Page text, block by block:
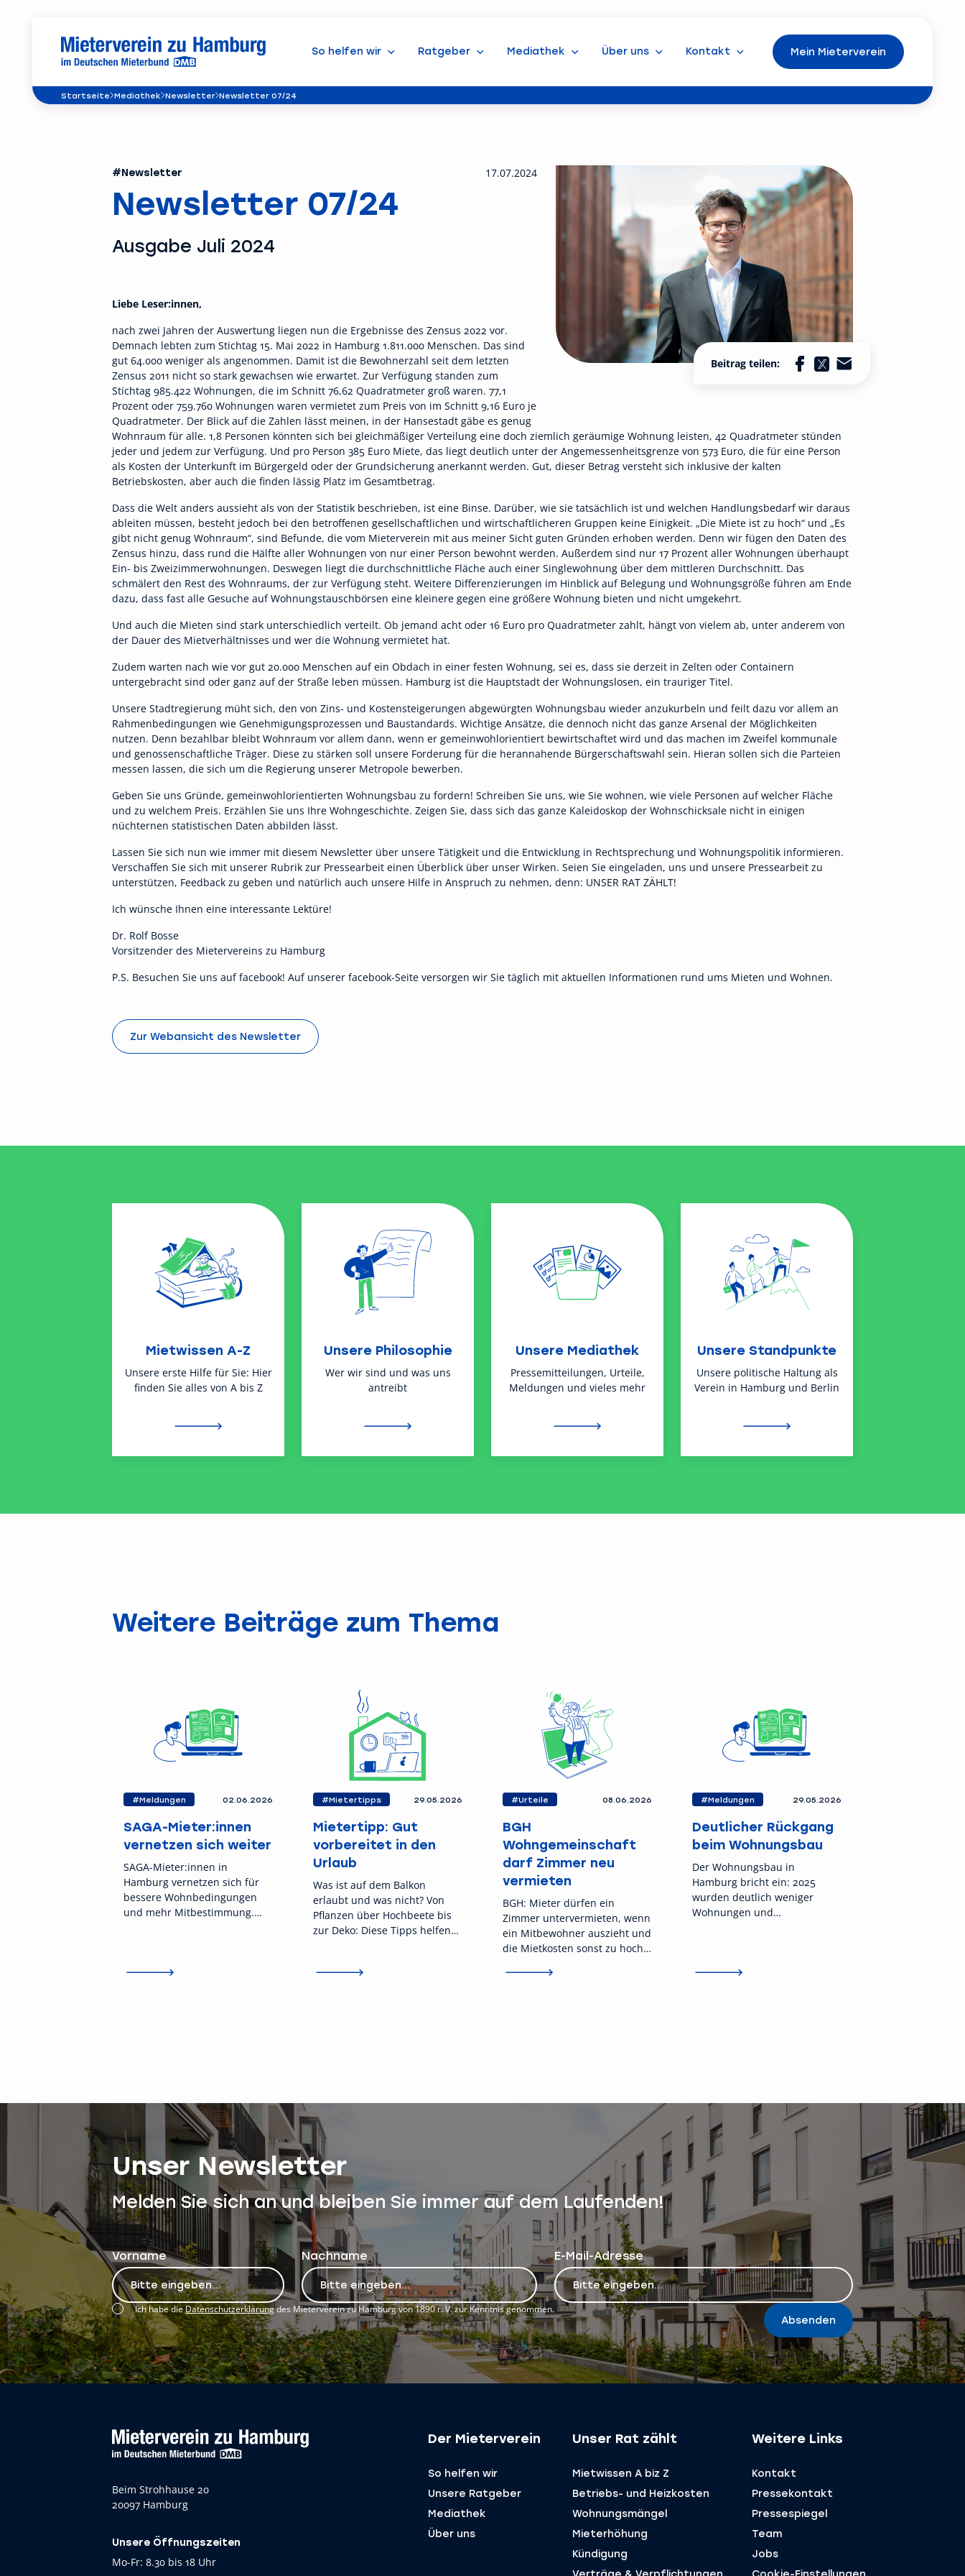
So helfen wir Ratgeber Mediathek Über uns Kontakt Mein Mieterverein
Startseite Mediathek Newsletter Newsletter 07/24
Beitrag teilen:
#Newsletter 17.07.2024
Newsletter 07/24
Ausgabe Juli 2024
Liebe Leser:innen,
nach zwei Jahren der Auswertung liegen nun die Ergebnisse des Zensus 2022 vor.
Demnach lebten zum Stichtag 15. Mai 2022 in Hamburg 1.811.000 Menschen. Das sind
gut 64.000 weniger als angenommen. Damit ist die Bewohnerzahl seit dem letzten
Zensus 2011 nicht so stark gewachsen wie erwartet. Zur Verfügung standen zum
Stichtag 985.422 Wohnungen, die im Schnitt 76,62 Quadratmeter groß waren. 77,1
Prozent oder 759.760 Wohnungen waren vermietet zum Preis von im Schnitt 9,16 Euro je
Quadratmeter. Der Blick auf die Zahlen lässt meinen, in der Hansestadt gäbe es genug
Wohnraum für alle. 1,8 Personen könnten sich bei gleichmäßiger Verteilung eine doch ziemlich geräumige Wohnung leisten, 42 Quadratmeter stünden
jeder und jedem zur Verfügung. Und pro Person 385 Euro Miete, das liegt deutlich unter der Angemessenheitsgrenze von 573 Euro, die für eine Person
als Kosten der Unterkunft im Bürgergeld oder der Grundsicherung anerkannt werden. Gut, dieser Betrag versteht sich inklusive der kalten
Betriebskosten, aber auch die finden lässig Platz im Gesamtbetrag.
Dass die Welt anders aussieht als von der Statistik beschrieben, ist eine Binse. Darüber, wie sie tatsächlich ist und welchen Handlungsbedarf wir daraus
ableiten müssen, besteht jedoch bei den betroffenen gesellschaftlichen und wirtschaftlicheren Gruppen keine Einigkeit. „Die Miete ist zu hoch“ und „Es
gibt nicht genug Wohnraum“, sind Befunde, die vom Mieterverein mit aus meiner Sicht guten Gründen erhoben werden. Denn wir fügen den Daten des
Zensus hinzu, dass rund die Hälfte aller Wohnungen von nur einer Person bewohnt werden. Außerdem sind nur 17 Prozent aller Wohnungen überhaupt
Ein- bis Zweizimmerwohnungen. Deswegen liegt die durchschnittliche Fläche auch einer Singlewohnung über dem mittleren Durchschnitt. Das
schmälert den Rest des Wohnraums, der zur Verfügung steht. Weitere Differenzierungen im Hinblick auf Belegung und Wohnungsgröße führen am Ende
dazu, dass fast alle Gesuche auf Wohnungstauschbörsen eine kleinere gegen eine größere Wohnung bieten und nicht umgekehrt.
Und auch die Mieten sind stark unterschiedlich verteilt. Ob jemand acht oder 16 Euro pro Quadratmeter zahlt, hängt von vielem ab, unter anderem von
der Dauer des Mietverhältnisses und wer die Wohnung vermietet hat.
Zudem warten nach wie vor gut 20.000 Menschen auf ein Obdach in einer festen Wohnung, sei es, dass sie derzeit in Zelten oder Containern
untergebracht sind oder ganz auf der Straße leben müssen. Hamburg ist die Hauptstadt der Wohnungslosen, ein trauriger Titel.
Unsere Stadtregierung müht sich, den von Zins- und Kostensteigerungen abgewürgten Wohnungsbau wieder anzukurbeln und feilt dazu vor allem an
Rahmenbedingungen wie Genehmigungsprozessen und Baustandards. Wichtige Ansätze, die dennoch nicht das ganze Arsenal der Möglichkeiten
nutzen. Denn bezahlbar bleibt Wohnraum vor allem dann, wenn er gemeinwohlorientiert bewirtschaftet wird und das machen im Zweifel kommunale
und genossenschaftliche Träger. Diese zu stärken soll unsere Forderung für die herannahende Bürgerschaftswahl sein. Hieran sollen sich die Parteien
messen lassen, die sich um die Regierung unserer Metropole bewerben.
Geben Sie uns Gründe, gemeinwohlorientierten Wohnungsbau zu fordern! Schreiben Sie uns, wie Sie wohnen, wie viele Personen auf welcher Fläche
und zu welchem Preis. Erzählen Sie uns Ihre Wohngeschichte. Zeigen Sie, dass sich das ganze Kaleidoskop der Wohnschicksale nicht in einigen
nüchternen statistischen Daten abbilden lässt.
Lassen Sie sich nun wie immer mit diesem Newsletter über unsere Tätigkeit und die Entwicklung in Rechtsprechung und Wohnungspolitik informieren.
Verschaffen Sie sich mit unserer Rubrik zur Pressearbeit einen Überblick über unser Wirken. Seien Sie eingeladen, uns und unsere Pressearbeit zu
unterstützen, Feedback zu geben und natürlich auch unsere Hilfe in Anspruch zu nehmen, denn: UNSER RAT ZÄHLT!
Ich wünsche Ihnen eine interessante Lektüre!
Dr. Rolf Bosse
Vorsitzender des Mietervereins zu Hamburg
P.S. Besuchen Sie uns auffacebook! Auf unserer facebook-Seite versorgen wir Sie täglich mit aktuellen Informationen rund ums Mieten und Wohnen.
Zur Webansicht des Newsletter
Mietwissen A-Z
Unsere erste Hilfe für Sie: Hier
finden Sie alles von A bis Z
Unsere Philosophie
Wer wir sind und was uns
antreibt
Unsere Mediathek
Pressemitteilungen, Urteile,
Meldungen und vieles mehr
Unsere Standpunkte
Unsere politische Haltung als
Verein in Hamburg und Berlin
Weitere Beiträge zum Thema
#Meldungen 02.06.2026
SAGA-Mieter:innen
vernetzen sich weiter
SAGA-Mieter:innen in
Hamburg vernetzen sich für
bessere Wohnbedingungen
und mehr Mitbestimmung.
#Mietertipps 29.05.2026
Mietertipp: Gut
vorbereitet in den
Urlaub
Was ist auf dem Balkon
erlaubt und was nicht? Von
Pflanzen über Hochbeete bis
zur Deko: Diese Tipps helfen
regelkonform zu nutzen.
#Urteile 08.06.2026
BGH
Wohngemeinschaft
darf Zimmer neu
vermieten
BGH: Mieter dürfen ein
Zimmer untervermieten, wenn
ein Mitbewohner auszieht und
die Mietkosten sonst zu hoch
#Meldungen 29.05.2026
Deutlicher Rückgang
beim Wohnungsbau
Der Wohnungsbau in
Hamburg bricht ein: 2025
wurden deutlich weniger
Wohnungen und
Wohnungsmangel.
Unser Newsletter
Melden Sie sich an und bleiben Sie immer auf dem Laufenden!
Vorname Nachname E-Mail-Adresse
Ich habe dieDatenschutzerklärungdes Mieterverein zu Hamburg von 1890 r. V. zur Kenntnis genommen.
Absenden
Beim Strohhause 20
20097 Hamburg
Unsere Öffnungszeiten
Mo-Fr: 8.30 bis 18 Uhr
Der Mieterverein
So helfen wir
Unsere Ratgeber
Mediathek
Über uns
Unser Rat zählt
Mietwissen A biz Z
Betriebs- und Heizkosten
Wohnungsmängel
Mieterhöhung
Kündigung
Weitere Links
Kontakt
Pressekontakt
Pressespiegel
Team
Jobs